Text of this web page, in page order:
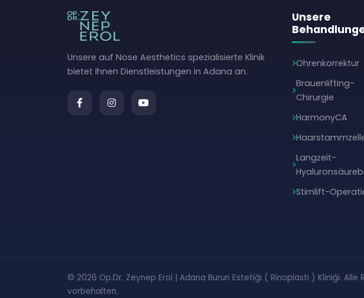
Unsere auf Nose Aesthetics spezialisierte Klinik
bietet Ihnen Dienstleistungen in Adana an.
Unsere
Ohrenkorrektur
Brauenlifting-
Chirurgie
HarmonyCA
Langzeit-
Stirnlift-
© 2026 Op.Dr. Zeynep Erol | Adana Burun Estetiği ( Rinoplasti ) Kliniği. Alle
vorbehalten.